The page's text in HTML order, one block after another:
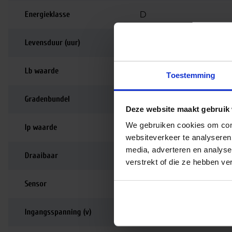
Toestemming
Deze website maakt
We gebruiken cookies om
websiteverkeer te
media, adverteren en
verstrekt of die ze hebben
Energieklasse D
Levensduur (uur)
Lb waarde L80B10
Gradenbundel
Ip waarde IP20
Draaibaar 180
Sensor Nee
Ingangsspanning (v)